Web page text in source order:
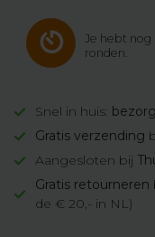
Je hebt nog
ronden.
Snel in huis:
Gratis verzending
Aangesloten bij
Gratis retourneren
de € 20,- in NL)